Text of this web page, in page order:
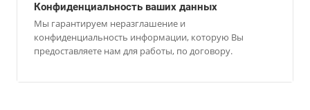
Конфиденциальность ваших данных
Мы гарантируем неразглашение и
конфиденциальность информации, которую Вы
предоставляете нам для работы, по договору.